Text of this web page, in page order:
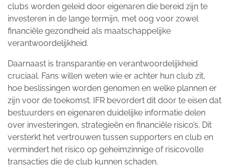
clubs worden geleid door eigenaren die bereid zijn te
investeren in de lange termijn, met oog voor zowel
financiële gezondheid als maatschappelijke
verantwoordelijkheid.
Daarnaast is transparantie en verantwoordelijkheid
cruciaal. Fans willen weten wie er achter hun club zit,
hoe beslissingen worden genomen en welke plannen er
zijn voor de toekomst. IFR bevordert dit door te eisen dat
bestuurders en eigenaren duidelijke informatie delen
over investeringen, strategieën en financiële risico’s. Dit
versterkt het vertrouwen tussen supporters en club en
vermindert het risico op geheimzinnige of risicovolle
transacties die de club kunnen schaden.